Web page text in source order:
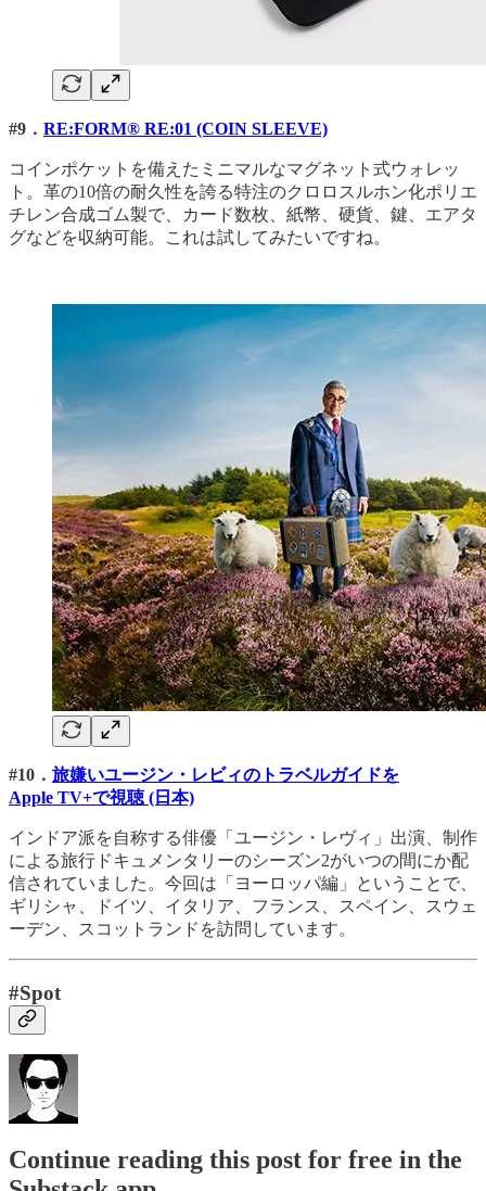
#9． RE:FORM® RE:01 (COIN SLEEVE)
コインポケットを備えたミニマルなマグネット式ウォレッ
ト。革の10倍の耐久性を誇る特注のクロロスルホン化ポリエ
チレン合成ゴム製で、カード数枚、紙幣、硬貨、鍵、エアタ
グなどを収​​納可能。これは試してみたいですね。
#10． 旅嫌いユージン・レビィのトラベルガイドを
Apple TV+で視聴 (日本)
インドア派を自称する俳優「ユージン・レヴィ」出演、制作
による旅行ドキュメンタリーのシーズン2がいつの間にか配
信されていました。今回は「ヨーロッパ編」ということで、
ギリシャ、ドイツ、イタリア、フランス、スペイン、スウェ
ーデン、スコットランドを訪問しています。
#Spot
Continue reading this post for free in the